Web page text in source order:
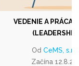
VEDENIE A PRÁCA
(LEADERSHIP
Od CeMS,
Začína